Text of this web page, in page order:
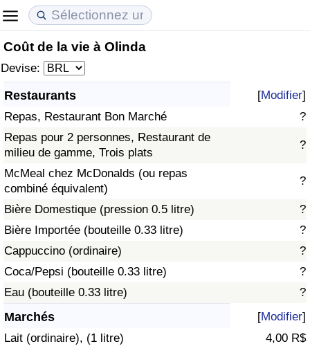
Coût de la vie à Olinda
Devise:
Restaurants [Modifier]
Repas, Restaurant Bon Marché
?
Repas pour 2 personnes, Restaurant de
milieu de gamme, Trois plats
?
McMeal chez McDonalds (ou repas
combiné équivalent)
?
Bière Domestique (pression 0.5 litre)
?
Bière Importée (bouteille 0.33 litre)
?
Cappuccino (ordinaire)
?
Coca/Pepsi (bouteille 0.33 litre)
?
Eau (bouteille 0.33 litre)
?
Marchés [Modifier]
Lait (ordinaire), (1 litre)
4,00 R$
Coût de la vie
Indice du Coût de la Vie
Indice du coût de la vie par pays
à Akaba
Prix de l'immobilier
Indice des Prix de l'immobilier
Indice des Prix de l'immobilier par Pays
Qualité de Vie
Indice de Qualité de Vie (Actuel)
Indice de qualité de vie par pays
Criminalité
Indice de Criminalité (Actuel)
Indice de Criminalité
Indice de criminalité par pays
Soins de santé